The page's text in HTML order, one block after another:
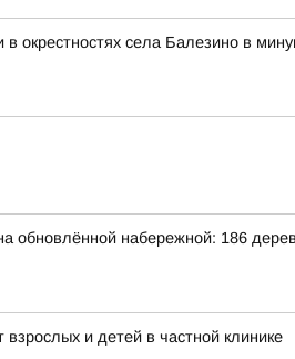
окрестностях села Балезино в
обновлённой набережной: 186
и детей в частной клинике